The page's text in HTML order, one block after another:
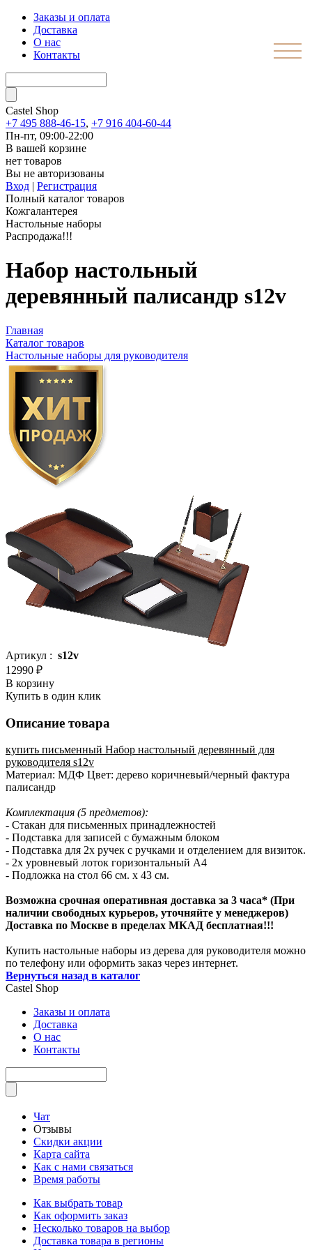
Заказы и оплата
Доставка
О нас
Контакты
Castel Shop
+7 495 888-46-15, +7 916 404-60-44
Пн-пт, 09:00-22:00
В вашей корзине
нет товаров
Вы не авторизованы
Вход | Регистрация
Полный каталог товаров
Кожгалантерея
Настольные наборы
Распродажа!!!
Набор настольный
деревянный палисандр s12v
Главная
Каталог товаров
Настольные наборы для руководителя
Артикул : s12v
12990 ₽
В корзину
Купить в один клик
Описание товара
купить письменный Набор настольный деревянный для
руководителя s12v
Материал: МДФ Цвет: дерево коричневый/черный фактура
палисандр
Комплектация (5 предметов):
- Стакан для письменных принадлежностей
- Подставка для записей с бумажным блоком
- Подставка для 2х ручек с ручками и отделением для визиток.
- 2х уровневый лоток горизонтальный А4
- Подложка на стол 66 см. х 43 см.
Возможна срочная оперативная доставка за 3 часа* (При
наличии свободных курьеров, уточняйте у менеджеров)
Доставка по Москве в пределах МКАД бесплатная!!!
Купить настольные наборы из дерева для руководителя можно
по телефону или оформить заказ через интернет.
Вернуться назад в каталог
Castel Shop
Заказы и оплата
Доставка
О нас
Контакты
Чат
Отзывы
Скидки акции
Карта сайта
Как с нами связаться
Время работы
Как выбрать товар
Как оформить заказ
Несколько товаров на выбор
Доставка товара в регионы